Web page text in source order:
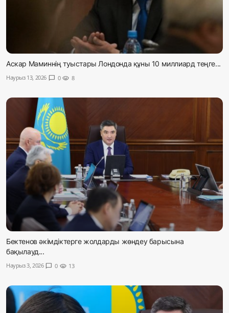
Аскар Маминнің туыстары Лондонда құны 10 миллиард теңге...
Наурыз 13, 2026 chat_bubble 0 visibility 8
Бектенов әкімдіктерге жолдарды жөндеу барысына
бақылауд...
Наурыз 3, 2026 chat_bubble 0 visibility 13